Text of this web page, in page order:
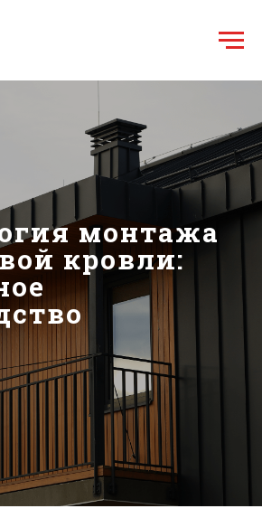
монтажа
кровли: